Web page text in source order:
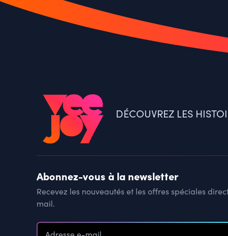
DÉCOUVREZ LES
Abonnez-vous à la newsletter
Recevez les nouveautés et les offres spéciales
mail.